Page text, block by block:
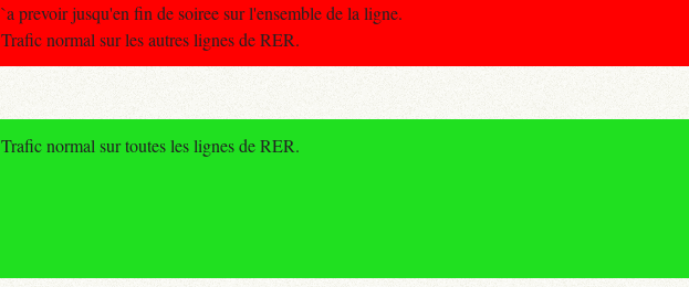
`a prevoir jusqu'en fin de soiree sur l'ensemble de la ligne.
Trafic normal sur les autres lignes de RER.
Trafic normal sur toutes les lignes de RER.